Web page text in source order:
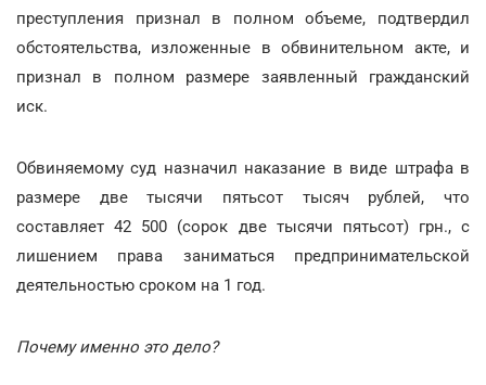
преступления признал в полном объеме, подтвердил
обстоятельства, изложенные в обвинительном акте, и
признал в полном размере заявленный гражданский
иск.
Обвиняемому суд назначил наказание в виде штрафа в
размере две тысячи пятьсот тысяч рублей, что
составляет 42 500 (сорок две тысячи пятьсот) грн., с
лишением права заниматься предпринимательской
деятельностью сроком на 1 год.
Почему именно это дело?